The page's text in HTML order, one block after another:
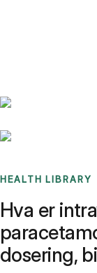
HEALTH LIBRARY
Hva er
dosering,